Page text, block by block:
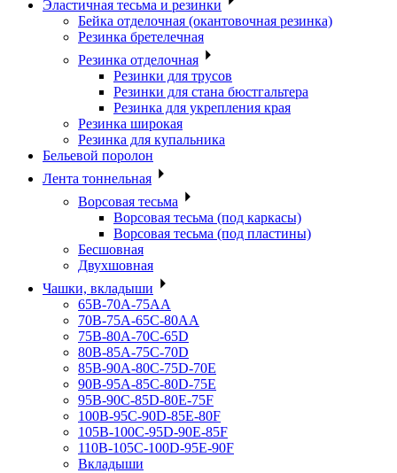
Эластичная тесьма и резинки
Бейка отделочная (окантовочная резинка)
Резинка бретелечная
Резинка отделочная
Резинки для трусов
Резинки для стана бюстгальтера
Резинка для укрепления края
Резинка широкая
Резинка для купальника
Бельевой поролон
Лента тоннельная
Ворсовая тесьма
Ворсовая тесьма (под каркасы)
Ворсовая тесьма (под пластины)
Бесшовная
Двухшовная
Чашки, вкладыши
65B-70A-75АА
70В-75А-65С-80АА
75В-80А-70С-65D
80В-85А-75С-70D
85В-90А-80С-75D-70E
90B-95A-85C-80D-75E
95B-90C-85D-80E-75F
100B-95C-90D-85E-80F
105B-100C-95D-90E-85F
110B-105C-100D-95E-90F
Вкладыши